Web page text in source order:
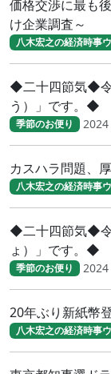
価格交渉に最も
け企業調査～
八木宏之の経済時事
◆二十四節気◆令
う）」です。◆
季節のお便り
カスハラ問題、
八木宏之の経済時事
◆二十四節気◆令
ょ）」です。◆
季節のお便り
20年ぶり新紙幣
八木宏之の経済時事